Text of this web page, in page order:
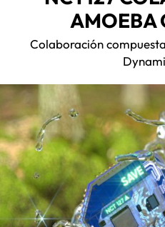
AMOEBA
Colaboración